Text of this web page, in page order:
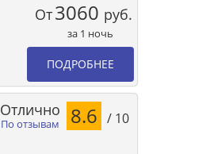
От3060 руб.
за 1 ночь
ПОДРОБНЕЕ
По отзывам
Отлично 8.6 / 10